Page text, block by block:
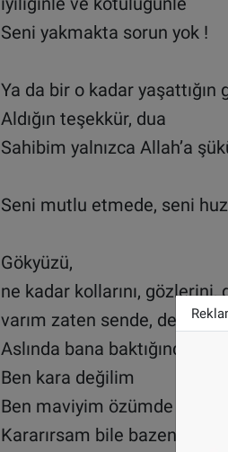
Seni yakmakta sorun yok !
Ya da bir o kadar yaşattığın
Aldığın teşekkür, dua
Sahibim yalnızca Allah’a
Seni mutlu etmede, seni
Gökyüzü,
ne kadar kollarını, gözlerini,
varım zaten sende, der.
Aslında bana baktığında
Ben kara değilim
Ben maviyim özümde
Kararırsam bile bazen